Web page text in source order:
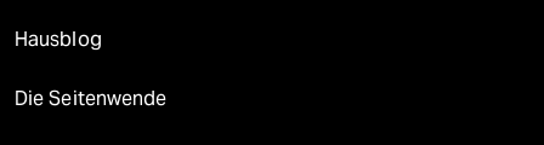
Hausblog
Die Seitenwende